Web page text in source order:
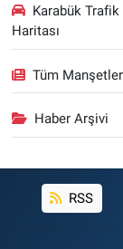
Karabük
Haritası
Tüm Manşetler
Haber Arşivi
RSS